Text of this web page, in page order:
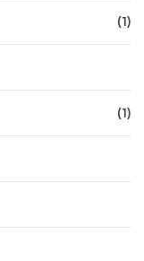
(1)
(1)